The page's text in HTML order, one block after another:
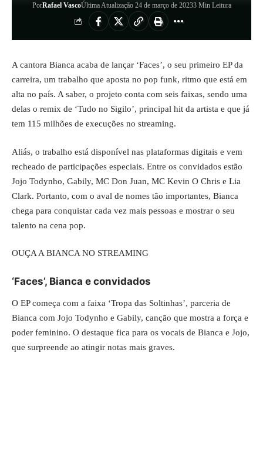
PorRafael VascoÚltima Atualização 24 de março de 20233 Min Leitura
A cantora Bianca acaba de lançar ‘Faces’, o seu primeiro EP da
carreira, um trabalho que aposta no pop funk, ritmo que está em
alta no país. A saber, o projeto conta com seis faixas, sendo uma
delas o remix de ‘Tudo no Sigilo’, principal hit da artista e que já
tem 115 milhões de execuções no streaming.
Aliás, o trabalho está disponível nas plataformas digitais e vem
recheado de participações especiais. Entre os convidados estão
Jojo Todynho, Gabily, MC Don Juan, MC Kevin O Chris e Lia
Clark. Portanto, com o aval de nomes tão importantes, Bianca
chega para conquistar cada vez mais pessoas e mostrar o seu
talento na cena pop.
OUÇA A BIANCA NO STREAMING
‘Faces’, Bianca e convidados
O EP começa com a faixa ‘Tropa das Soltinhas’, parceria de
Bianca com Jojo Todynho e Gabily, canção que mostra a força e
poder feminino. O destaque fica para os vocais de Bianca e Jojo,
que surpreende ao atingir notas mais graves.